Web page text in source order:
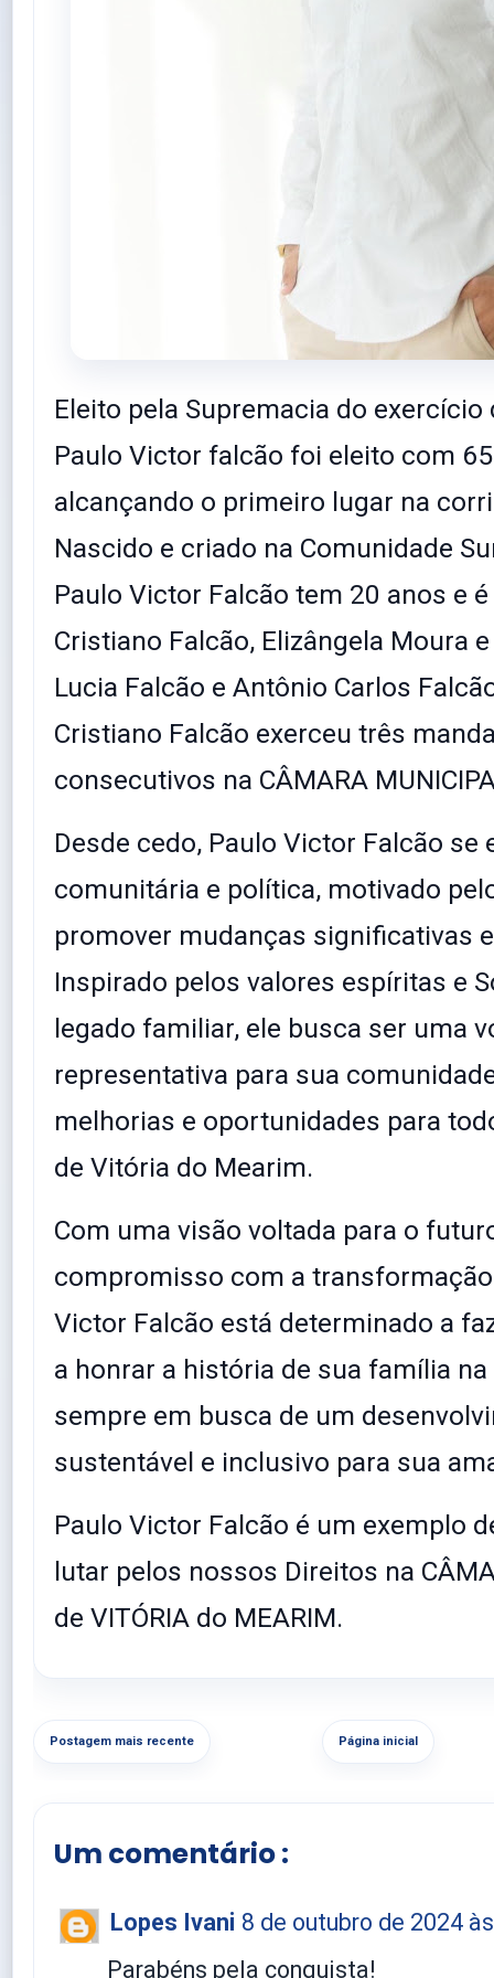
Eleito pela Supremacia do
Paulo Victor falcão foi eleito com
alcançando o primeiro lugar na
Nascido e criado na Comunidade
Paulo Victor Falcão tem 20 anos e
Cristiano Falcão, Elizângela Moura
Lucia Falcão e Antônio Carlos
Cristiano Falcão exerceu três
consecutivos na CÂMARA
Desde cedo, Paulo Victor Falcão se
comunitária e política, motivado
promover mudanças significativas
Inspirado pelos valores espíritas e
legado familiar, ele busca ser uma
representativa para sua
melhorias e oportunidades para
de Vitória do Mearim.
Com uma visão voltada para o
compromisso com a
Victor Falcão está determinado a
a honrar a história de sua família
sempre em busca de um
sustentável e inclusivo para sua
Paulo Victor Falcão é um exemplo
lutar pelos nossos Direitos na
de VITÓRIA do MEARIM.
Postagem mais recente Página inicial
Um comentário :
Lopes Ivani 8 de outubro de 2024
Parabéns pela conquista!